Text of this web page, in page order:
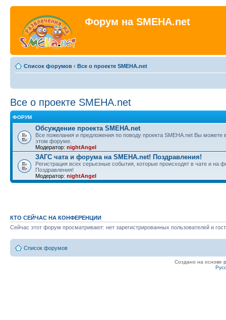
Форум на SMEHA.net
Список форумов ‹ Все о проекте SMEHA.net
Все о проекте SMEHA.net
ФОРУМ
Обсуждение проекта SMEHA.net
Все пожелания и предложения по поводу проекта SMEHA.net Вы можете
этом форуме.
Модератор: nightAngel
ЗАГС чата и форума на SMEHA.net! Поздравления!
Регистрация всех серьезные события, которые происходят в чате и на
Поздравления!
Модератор: nightAngel
КТО СЕЙЧАС НА КОНФЕРЕНЦИИ
Сейчас этот форум просматривают: нет зарегистрированных пользователей и
Список форумов
Создано на основе